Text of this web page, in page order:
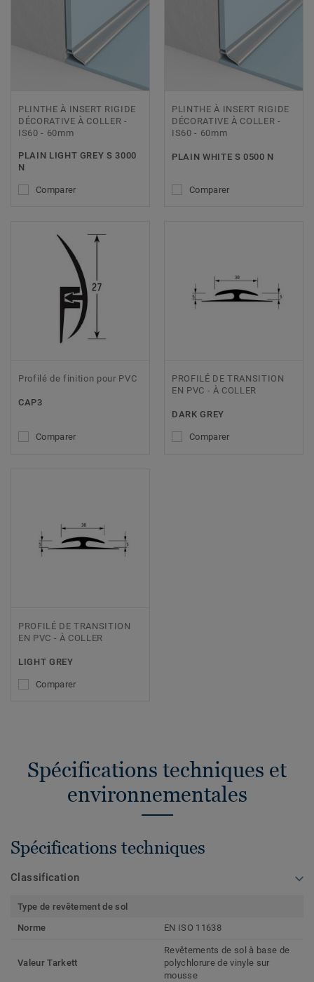
PLINTHE À INSERT RIGIDE
DÉCORATIVE À COLLER -
IS60 - 60mm
PLAIN LIGHT GREY S 3000
N
Comparer
PLINTHE À INSERT RIGIDE
DÉCORATIVE À COLLER -
IS60 - 60mm
PLAIN WHITE S 0500 N
Comparer
Profilé de finition pour PVC
CAP3
Comparer
PROFILÉ DE TRANSITION
EN PVC - À COLLER
DARK GREY
Comparer
PROFILÉ DE TRANSITION
EN PVC - À COLLER
LIGHT GREY
Comparer
Spécifications techniques et
environnementales
Spécifications techniques
Classification
Type de revêtement de sol
Norme
EN ISO 11638
Valeur Tarkett
Revêtements de sol à base de
polychlorure de vinyle sur
mousse